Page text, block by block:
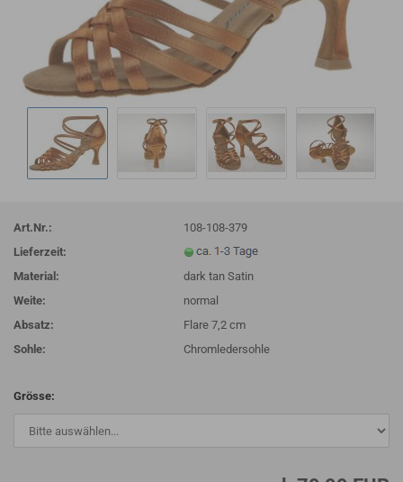
Art.Nr.:
108-108-379
Lieferzeit:
Material:
dark tan Satin
Weite:
normal
Absatz:
Flare 7,2 cm
Sohle:
Chromledersohle
Grösse: